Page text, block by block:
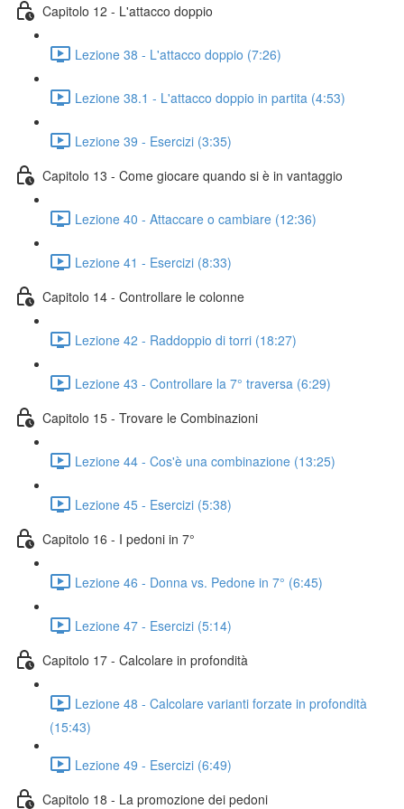
Capitolo 12 - L'attacco doppio
Lezione 38 - L'attacco doppio (7:26)
Lezione 38.1 - L'attacco doppio in partita (4:53)
Lezione 39 - Esercizi (3:35)
Capitolo 13 - Come giocare quando si è in vantaggio
Lezione 40 - Attaccare o cambiare (12:36)
Lezione 41 - Esercizi (8:33)
Capitolo 14 - Controllare le colonne
Lezione 42 - Raddoppio di torri (18:27)
Lezione 43 - Controllare la 7° traversa (6:29)
Capitolo 15 - Trovare le Combinazioni
Lezione 44 - Cos'è una combinazione (13:25)
Lezione 45 - Esercizi (5:38)
Capitolo 16 - I pedoni in 7°
Lezione 46 - Donna vs. Pedone in 7° (6:45)
Lezione 47 - Esercizi (5:14)
Capitolo 17 - Calcolare in profondità
Lezione 48 - Calcolare varianti forzate in profondità
(15:43)
Lezione 49 - Esercizi (6:49)
Capitolo 18 - La promozione dei pedoni